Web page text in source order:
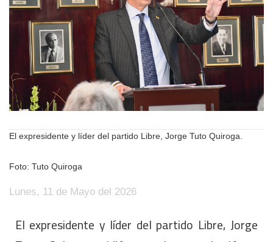
El expresidente y líder del partido Libre, Jorge Tuto Quiroga.
Foto: Tuto Quiroga
Lunes, 11 de Mayo del 2026
El expresidente y líder del partido Libre, Jorge